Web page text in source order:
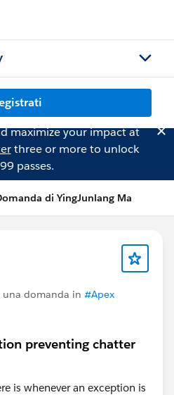
maximize your impact at
three or more to unlock
passes.
di YingJunlang Ma
domanda in #Apex
preventing chatter
is whenever an exception is